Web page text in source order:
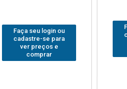
Faça seu login ou
cadastre-se para
ver preços e